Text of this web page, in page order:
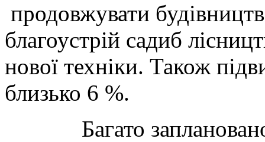
продовжувати
благоустрій садиб
нової техніки. Також
близько 6 %.
Багато